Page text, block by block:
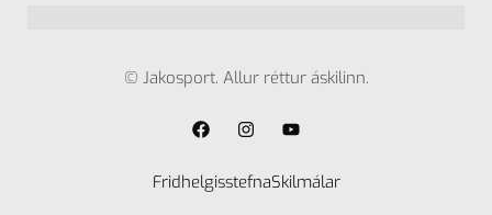
© Jakosport. Allur réttur áskilinn.
FridhelgisstefnaSkilmálar